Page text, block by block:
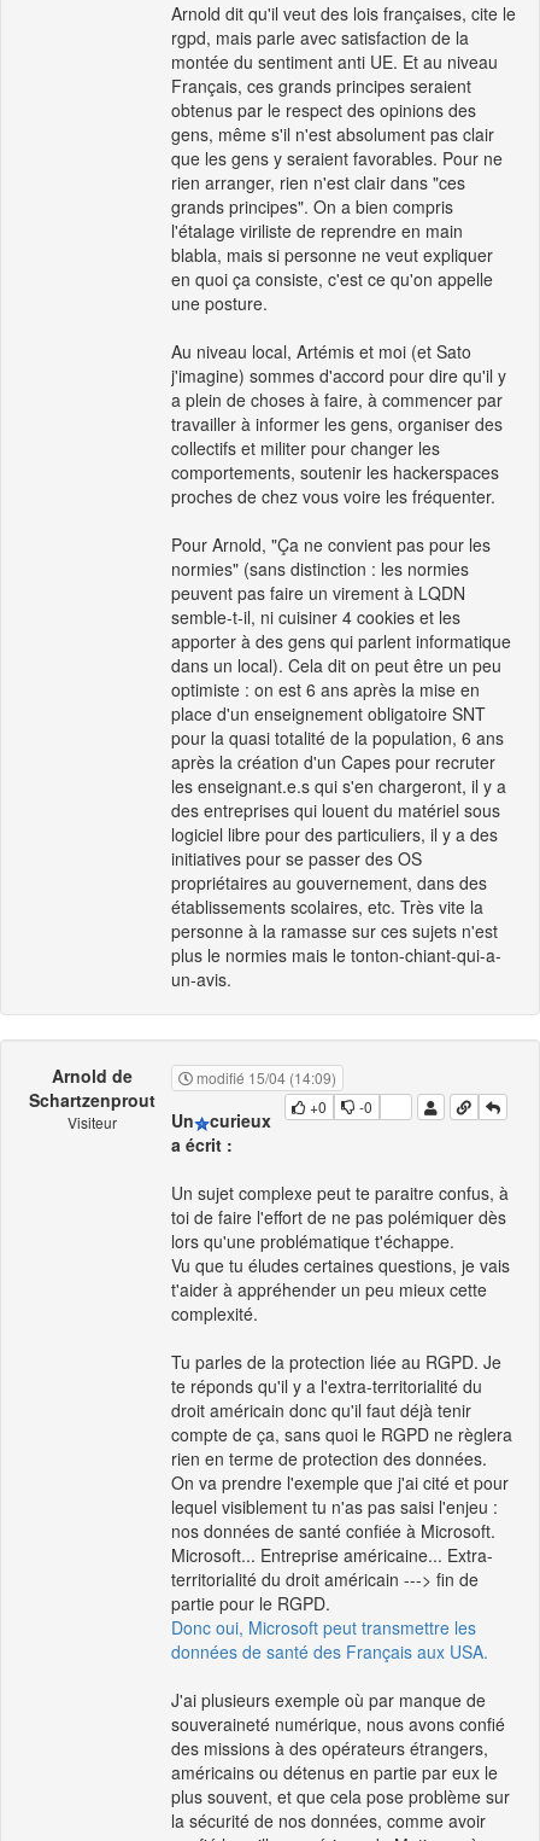
Arnold dit qu'il veut des lois françaises, cite le
rgpd, mais parle avec satisfaction de la
montée du sentiment anti UE. Et au niveau
Français, ces grands principes seraient
obtenus par le respect des opinions des
gens, même s'il n'est absolument pas clair
que les gens y seraient favorables. Pour ne
rien arranger, rien n'est clair dans "ces
grands principes". On a bien compris
l'étalage viriliste de reprendre en main
blabla, mais si personne ne veut expliquer
en quoi ça consiste, c'est ce qu'on appelle
une posture.
Au niveau local, Artémis et moi (et Sato
j'imagine) sommes d'accord pour dire qu'il y
a plein de choses à faire, à commencer par
travailler à informer les gens, organiser des
collectifs et militer pour changer les
comportements, soutenir les hackerspaces
proches de chez vous voire les fréquenter.
Pour Arnold, "Ça ne convient pas pour les
normies" (sans distinction : les normies
peuvent pas faire un virement à LQDN
semble-t-il, ni cuisiner 4 cookies et les
apporter à des gens qui parlent informatique
dans un local). Cela dit on peut être un peu
optimiste : on est 6 ans après la mise en
place d'un enseignement obligatoire SNT
pour la quasi totalité de la population, 6 ans
après la création d'un Capes pour recruter
les enseignant.e.s qui s'en chargeront, il y a
des entreprises qui louent du matériel sous
logiciel libre pour des particuliers, il y a des
initiatives pour se passer des OS
propriétaires au gouvernement, dans des
établissements scolaires, etc. Très vite la
personne à la ramasse sur ces sujets n'est
plus le normies mais le tonton-chiant-qui-a-
un-avis.
Arnold de
Schartzenprout
Visiteur
modifié 15/04 (14:09)
+0
-0
Un
curieux
a écrit :
Un sujet complexe peut te paraitre confus, à
toi de faire l'effort de ne pas polémiquer dès
lors qu'une problématique t'échappe.
Vu que tu éludes certaines questions, je vais
t'aider à appréhender un peu mieux cette
complexité.
Tu parles de la protection liée au RGPD. Je
te réponds qu'il y a l'extra-territorialité du
droit américain donc qu'il faut déjà tenir
compte de ça, sans quoi le RGPD ne règlera
rien en terme de protection des données.
On va prendre l'exemple que j'ai cité et pour
lequel visiblement tu n'as pas saisi l'enjeu :
nos données de santé confiée à Microsoft.
Microsoft... Entreprise américaine... Extra-
territorialité du droit américain ---> fin de
partie pour le RGPD.
Donc oui, Microsoft peut transmettre les
données de santé des Français aux USA.
J'ai plusieurs exemple où par manque de
souveraineté numérique, nous avons confié
des missions à des opérateurs étrangers,
américains ou détenus en partie par eux le
plus souvent, et que cela pose problème sur
la sécurité de nos données, comme avoir